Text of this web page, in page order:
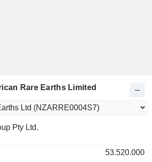
Rare Earths Limited
Bewertung
Pty Ltd.
53.520.000